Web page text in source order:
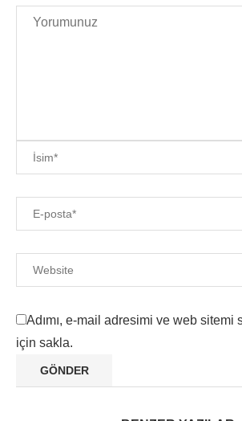
Adımı, e-mail adresimi ve web sitemi
için sakla.